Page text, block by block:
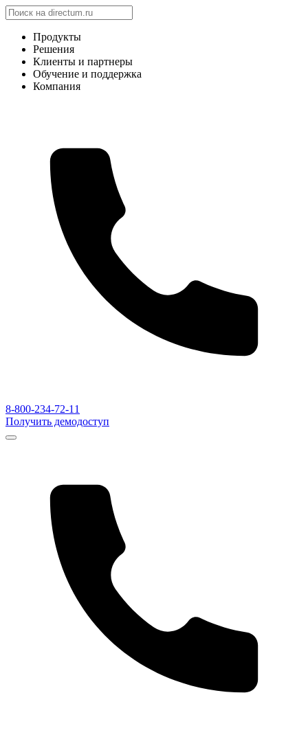
Продукты
Решения
Клиенты и партнеры
Обучение и поддержка
Компания
8-800-234-72-11
Получить демодоступ